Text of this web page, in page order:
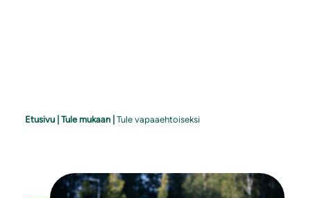
Etusivu | Tule mukaan | Tule vapaaehtoiseksi